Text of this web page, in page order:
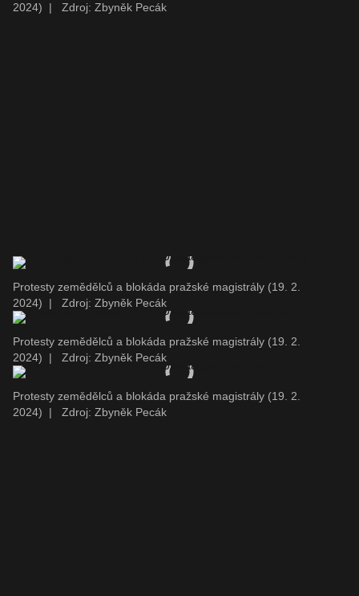
2024)
| Zdroj: Zbyněk Pecák
Protesty zemědělců a blokáda pražské magistrály (19. 2.
2024)
| Zdroj: Zbyněk Pecák
Protesty zemědělců a blokáda pražské magistrály (19. 2.
2024)
| Zdroj: Zbyněk Pecák
Protesty zemědělců a blokáda pražské magistrály (19. 2.
2024)
| Zdroj: Zbyněk Pecák